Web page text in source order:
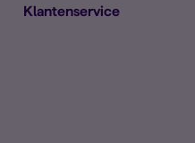
Klantenservice